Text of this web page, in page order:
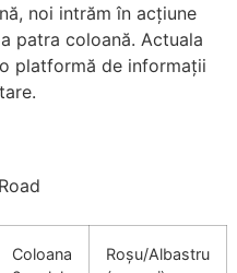
noi intrăm în acțiune
patra coloană. Actuala
platformă de informații
Coloana
Roșu/Albastru